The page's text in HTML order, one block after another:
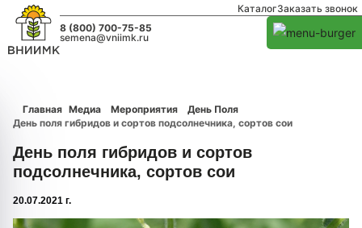
КаталогЗаказать звонок
8 (800) 700-75-85
semena@vniimk.ru
Главная Медиа Мероприятия
День Поля
День поля гибридов и сортов подсолнечника, сортов сои
День поля гибридов и сортов
подсолнечника, сортов сои
20.07.2021 г.